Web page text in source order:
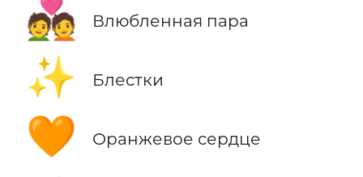
💑 Влюбленная пара
✨ Блестки
🧡 Оранжевое сердце